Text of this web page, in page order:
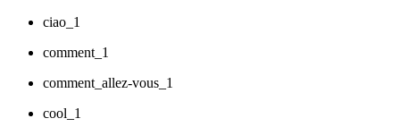
ciao_1
comment_1
comment_allez-vous_1
cool_1